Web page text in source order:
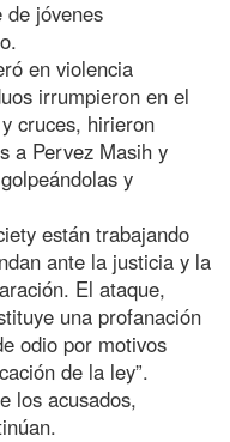
de jóvenes
en violencia
irrumpieron en el
cruces, hirieron
a Pervez Masih y
y
están trabajando
ante la justicia y la
El ataque,
una profanación
odio por motivos
de la ley”.
los acusados,